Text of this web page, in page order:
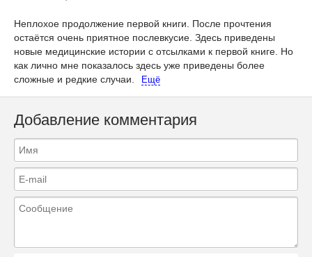
Неплохое продолжение первой книги. После прочтения
остаётся очень приятное послевкусие. Здесь приведены
новые медицинские истории с отсылками к первой книге. Но
как лично мне показалось здесь уже приведены более
сложные и редкие случаи.
Ещё
Добавление комментария